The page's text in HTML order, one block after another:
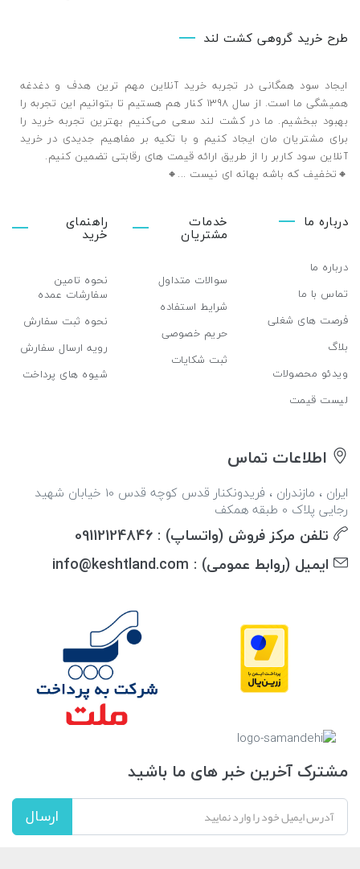
طرح خرید گروهی کشت لند
ایجاد سود همگانی در تجربه خرید آنلاین مهم ترین هدف و دغدغه
همیشگی ما است. از سال 1398 کنار هم هستیم تا بتوانیم این تجربه را
بهبود ببخشیم. ما در کشت لند سعی می‌کنیم بهترین تجربه خرید را
برای مشتریان مان ایجاد کنیم و با تکیه بر مفاهیم جدیدی در خرید
آنلاین سود کاربر را از طریق ارائه قیمت های رقابتی تضمین ‌کنیم.
🔸تخفیف که باشه بهانه ای نیست ...🔸️
درباره ما
درباره ما
تماس با ما
فرصت های شغلی
بلاگ
ویدئو محصولات
لیست قیمت
خدمات
مشتریان
سوالات متداول
شرایط استفاده
حریم خصوصی
ثبت شکایات
راهنمای
خرید
نحوه تامین
سفارشات عمده
نحوه ثبت سفارش
رویه ارسال سفارش
شیوه های پرداخت
اطلاعات تماس
ایران ، مازندران ، فریدونکنار قدس کوچه قدس 10 خیابان شهید
رجایی پلاک 0 طبقه همکف
تلفن مرکز فروش (واتساپ) : 09112124846
ایمیل (روابط عمومی) : info@keshtland.com
مشترک آخرین خبر های ما باشید
ارسال